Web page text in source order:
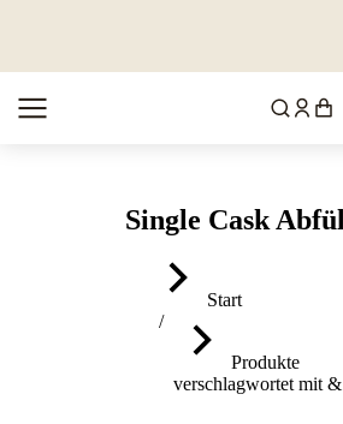
Single Cask
Sie befinden sich hier:
Start
Produkte
verschlagwortet mit